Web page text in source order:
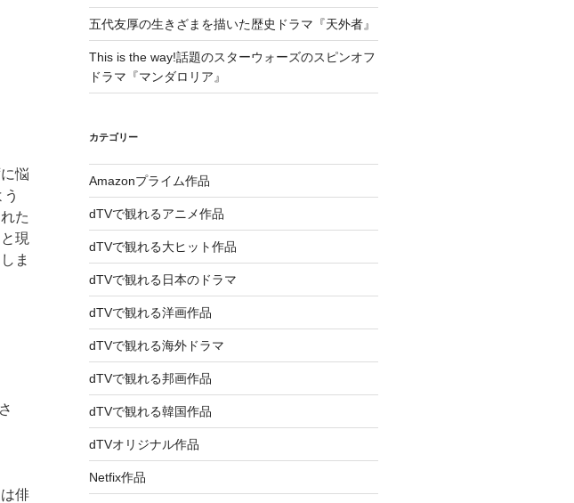
悩
た
現
ま
俳
五代友厚の生きざまを描いた歴史ドラマ『天外者』
This is the way!話題のスターウォーズのスピンオフ
ドラマ『マンダロリア』
カテゴリー
Amazonプライム作品
dTVで観れるアニメ作品
dTVで観れる大ヒット作品
dTVで観れる日本のドラマ
dTVで観れる洋画作品
dTVで観れる海外ドラマ
dTVで観れる邦画作品
dTVで観れる韓国作品
dTVオリジナル作品
Netfix作品